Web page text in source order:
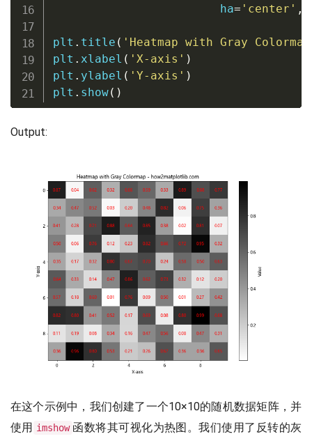
                        ha
= 'center' ,
plt . title ( 'Heatmap with Gray
plt . xlabel ( 'X-axis' )
plt . ylabel ( 'Y-axis' )
plt . show( )
Output:
在这个示例中，我们创建了一个10×10的随机数据矩阵，并
使用 imshow 函数将其可视化为热图。我们使用了反转的灰